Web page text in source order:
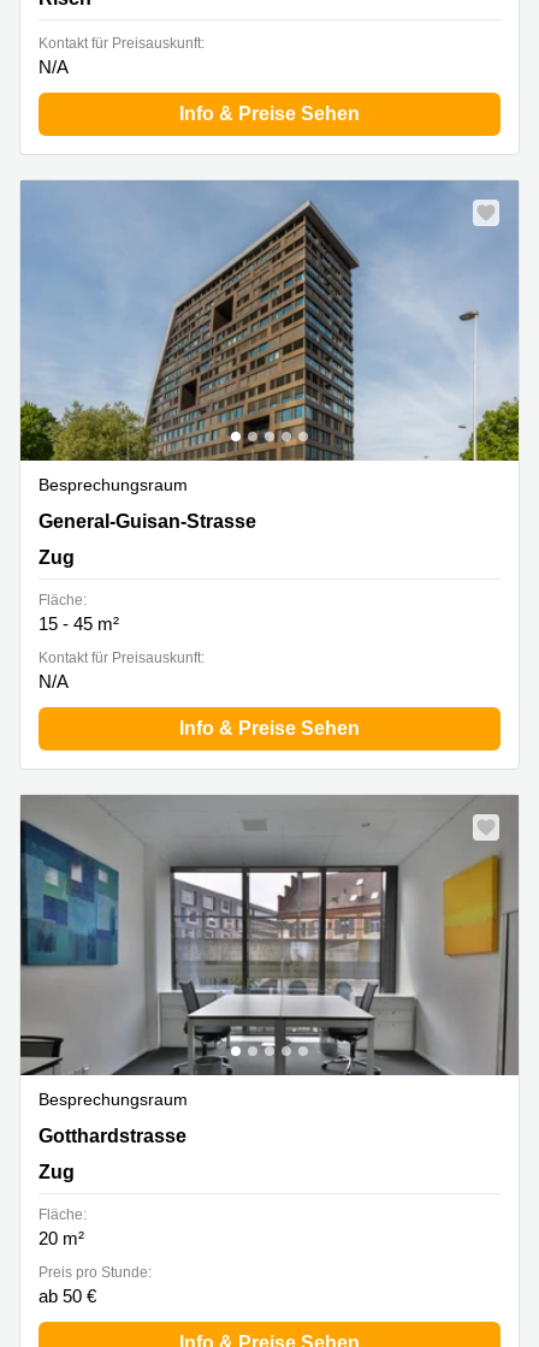
Kontakt für Preisauskunft:
N/A
Info & Preise Sehen
Besprechungsraum
General-Guisan-Strasse 6/8, Zug
General-Guisan-Strasse
Zug
Fläche:
15 - 45 m²
Kontakt für Preisauskunft:
N/A
Info & Preise Sehen
Besprechungsraum
Gotthardstrasse 26, Zug
Gotthardstrasse
Zug
Fläche:
20 m²
Preis pro Stunde:
ab 50 €